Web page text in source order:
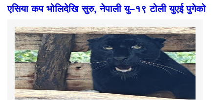
एसिया कप भोलिदेखि सुरु, नेपाली यु–१९ टोली युएई पुगेको